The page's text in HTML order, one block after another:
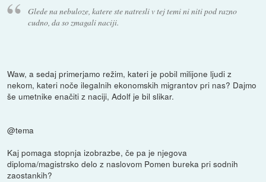
Glede na nebuloze, katere ste natresli v tej temi ni niti pod razno
cudno, da so zmagali naciji.
Waw, a sedaj primerjamo režim, kateri je pobil milijone ljudi z
nekom, kateri noče ilegalnih ekonomskih migrantov pri nas? Dajmo
še umetnike enačiti z naciji, Adolf je bil slikar.
@tema
Kaj pomaga stopnja izobrazbe, če pa je njegova
diploma/magistrsko delo z naslovom Pomen bureka pri sodnih
zaostankih?